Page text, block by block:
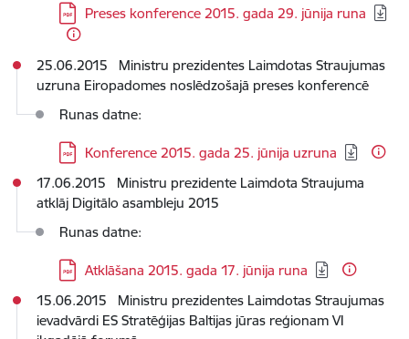
Lejupielādēt:
Preses konference 2015. gada 29. jūnija runa
25.06.2015 Ministru prezidentes Laimdotas Straujumas
uzruna Eiropadomes noslēdzošajā preses konferencē
Runas datne:
Lejupielādēt:
Konference 2015. gada 25. jūnija uzruna
17.06.2015 Ministru prezidente Laimdota Straujuma
atklāj Digitālo asambleju 2015
Runas datne:
Lejupielādēt:
Atklāšana 2015. gada 17. jūnija runa
15.06.2015 Ministru prezidentes Laimdotas Straujumas
ievadvārdi ES Stratēģijas Baltijas jūras reģionam VI